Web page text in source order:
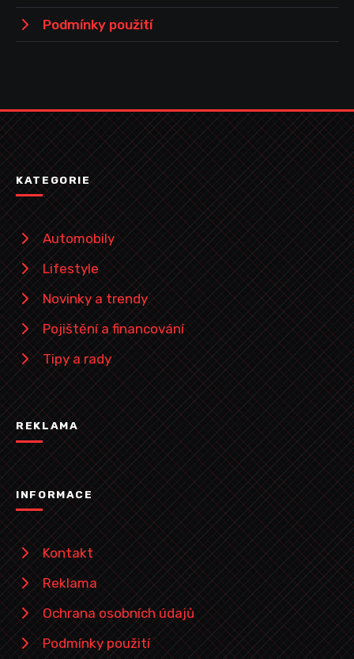
Podmínky použití
KATEGORIE
Automobily
Lifestyle
Novinky a trendy
Pojištění a financování
Tipy a rady
REKLAMA
INFORMACE
Kontakt
Reklama
Ochrana osobních údajů
Podmínky použití